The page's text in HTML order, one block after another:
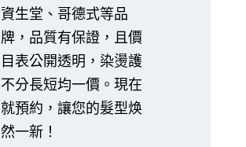
資生堂、哥德式等品
牌，品質有保證，且價
目表公開透明，染燙護
不分長短均一價。現在
就預約，讓您的髮型焕
然一新！